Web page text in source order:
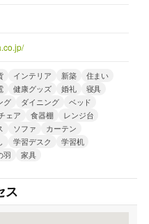
インテリア 新築
住まい
健康グッズ 婚礼
寝具
グ ダイニング
ベッド
ェア 食器棚
レンジ台
ソファ
カーテン
学習デスク
学習机
羽 家具
ス